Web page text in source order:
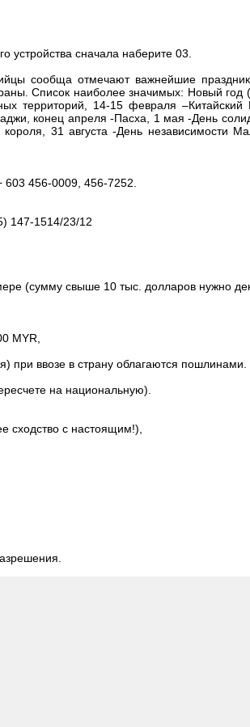
устройства сначала наберите 03.
сообща отмечают важнейшие
Список наиболее значимых: Новый
территорий, 14-15 февраля
конец апреля -Пасха, 1 мая -День
31 августа -День независимости
456-0009, 456-7252.
147-1514/23/12
(сумму свыше 10 тыс. долларов нужно
MYR,
при ввозе в страну облагаются пошлинами.
на национальную).
с настоящим!),